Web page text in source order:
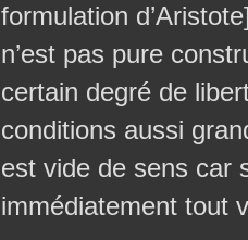
formulation
n’est pas pure
certain degré de
conditions aussi
est vide de sens car
immédiatement tout